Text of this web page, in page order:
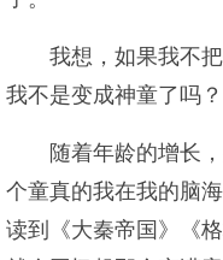
我想，如果我不
我不是变成神童了吗？
随着年龄的增长
个童真的我在我的脑
读到《大秦帝国》《